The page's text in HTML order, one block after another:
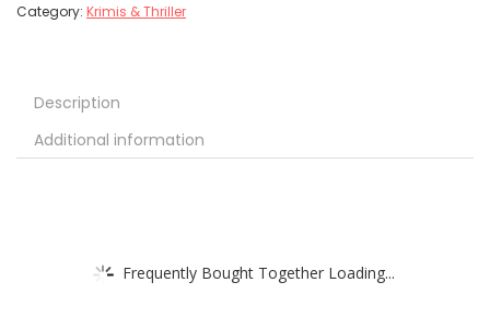
Category: Krimis & Thriller
Description
Additional information
Frequently Bought Together Loading...